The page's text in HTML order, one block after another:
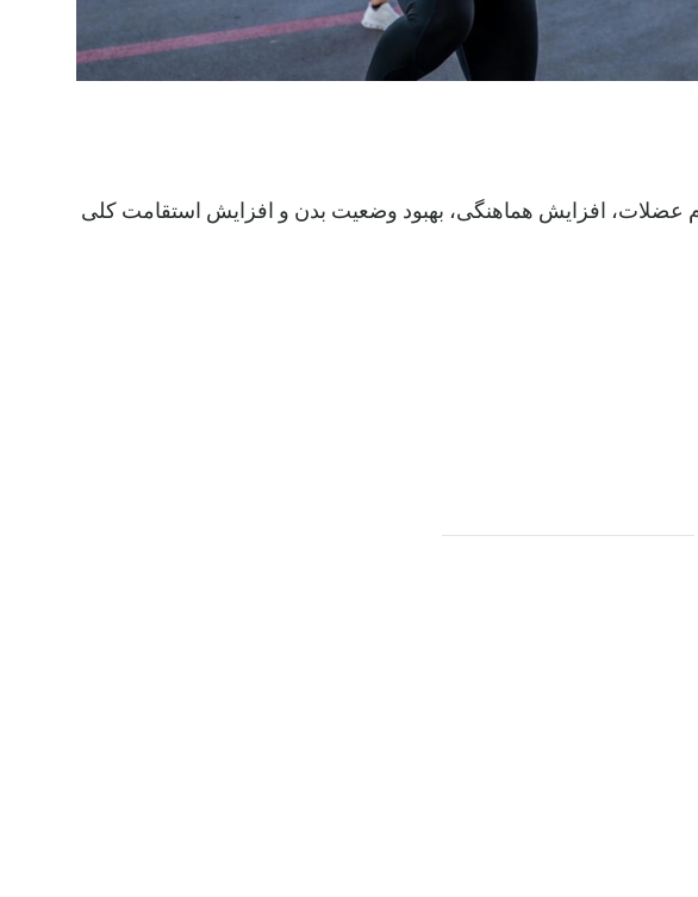
عضلات، افزایش هماهنگی، بهبود وضعیت بدن و افزایش استقامت کلی